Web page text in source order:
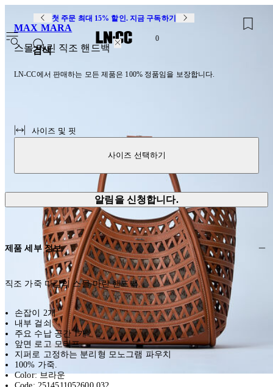
첫 주문 최대 15% 할인. 지금 구독하기
검색
0
MAX MARA
스몰 마린 직조 핸드백
LN-CC에서 판매하는 모든 제품은 100% 정품임을 보장합니다.
사이즈 및 핏
사이즈 선택하기
알림을 신청합니다.
제품 세부 정보
직조 가죽 마감의 스몰 마린 핸드백.
손잡이 2개
내부 걸쇠
주요 수납 공간 1개
앞면 로고 모티프
지퍼로 고정하는 분리형 모노그램 파우치
100% 가죽.
Color: 브라운